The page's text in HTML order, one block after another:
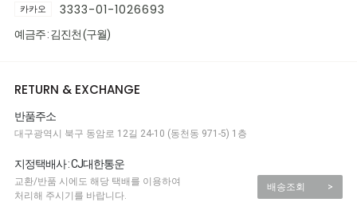
카카오 3333-01-1026693
예금주 : 김진천 (구월)
RETURN & EXCHANGE
반품주소
대구광역시 북구 동암로 12길 24-10 (동천동 971-5) 1층
지정택배사 : CJ대한통운
교환/반품 시에도 해당 택배를 이용하여
처리해 주시기를 바랍니다.
배송조회 >